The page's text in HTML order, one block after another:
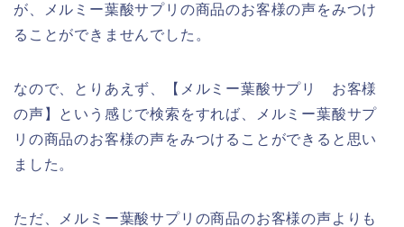
が、メルミー葉酸サプリの商品のお客様の声をみつけ
ることができませんでした。
なので、とりあえず、【メルミー葉酸サプリ お客様
の声】という感じで検索をすれば、メルミー葉酸サプ
リの商品のお客様の声をみつけることができると思い
ました。
ただ、メルミー葉酸サプリの商品のお客様の声よりも